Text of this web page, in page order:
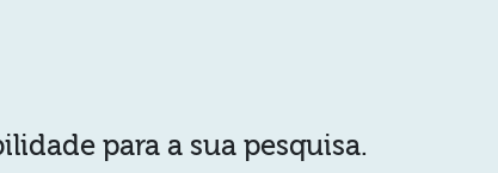
para a sua pesquisa.